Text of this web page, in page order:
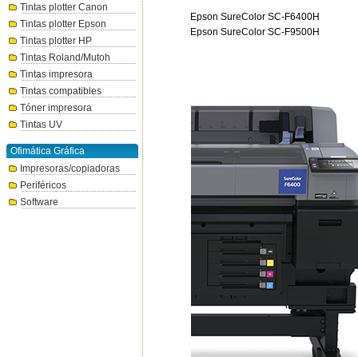
Tintas plotter Canon
Tintas plotter Epson
Tintas plotter HP
Tintas Roland/Mutoh
Tintas impresora
Tintas compatibles
Tóner impresora
Tintas UV
Ofimática Gráfica
Impresoras/copiadoras
Periféricos
Software
Epson SureColor SC-F6400H
Epson SureColor SC-F9500H